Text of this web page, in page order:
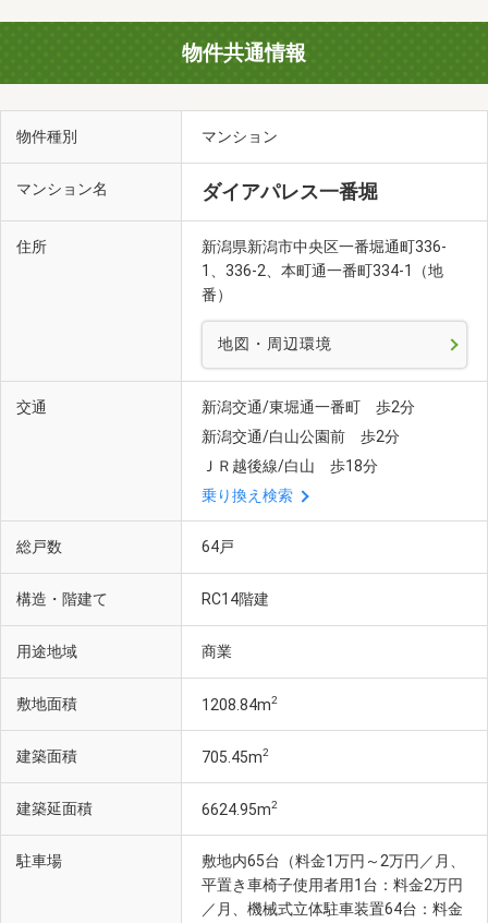
物件共通情報
物件種別 マンション
マンション名 ダイアパレス一番堀
住所
新潟県新潟市中央区一番堀通町336-
1、336-2、本町通一番町334-1（地
番）
地図・周辺環境
交通
新潟交通/東堀通一番町 歩2分
新潟交通/白山公園前 歩2分
ＪＲ越後線/白山 歩18分
乗り換え検索
総戸数 64戸
構造・階建て RC14階建
用途地域 商業
敷地面積 1208.84m2
建築面積 705.45m2
建築延面積 6624.95m2
駐車場
敷地内65台（料金1万円～2万円／月、
平置き車椅子使用者用1台：料金2万円
／月、機械式立体駐車装置64台：料金